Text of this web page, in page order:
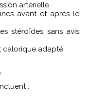
artérielle.
avant et après le
stéroïdes sans avis
calorique adapté.
: